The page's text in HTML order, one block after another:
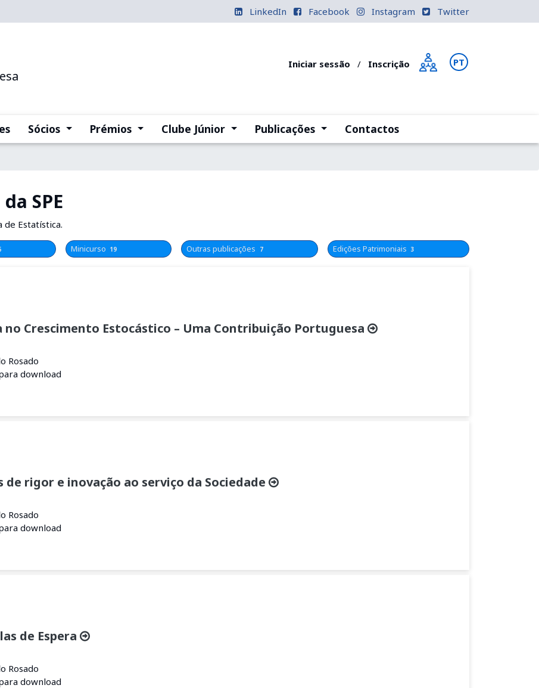
LinkedIn Facebook Instagram Twitter
Iniciar sessão / Inscrição PT
Sócios (current)Prémios (current)Clube Júnior (current)Publicações (current)Contactos
SPE
Estatística.
Minicurso 19 Outras publicações 7 Edições Patrimoniais 3
no Crescimento Estocástico – Uma Contribuição Portuguesa
Rosado
download
de rigor e inovação ao serviço da Sociedade
Rosado
download
de Espera
Rosado
download